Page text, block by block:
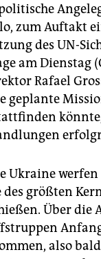
zum Auftakt
des UN-
am Dienstag
Rafael
geplante
Ukraine
des größten
Über die
also